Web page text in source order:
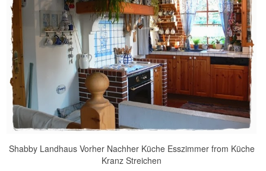
Shabby Landhaus Vorher Nachher Küche Esszimmer from Küche
Kranz Streichen